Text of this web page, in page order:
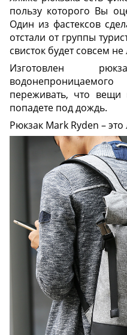
пользу которого Вы
Один из фастексов
отстали от группы
свисток будет совсем
Изготовлен
переживать, что
попадете под дождь.
Рюкзак Mark Ryden –